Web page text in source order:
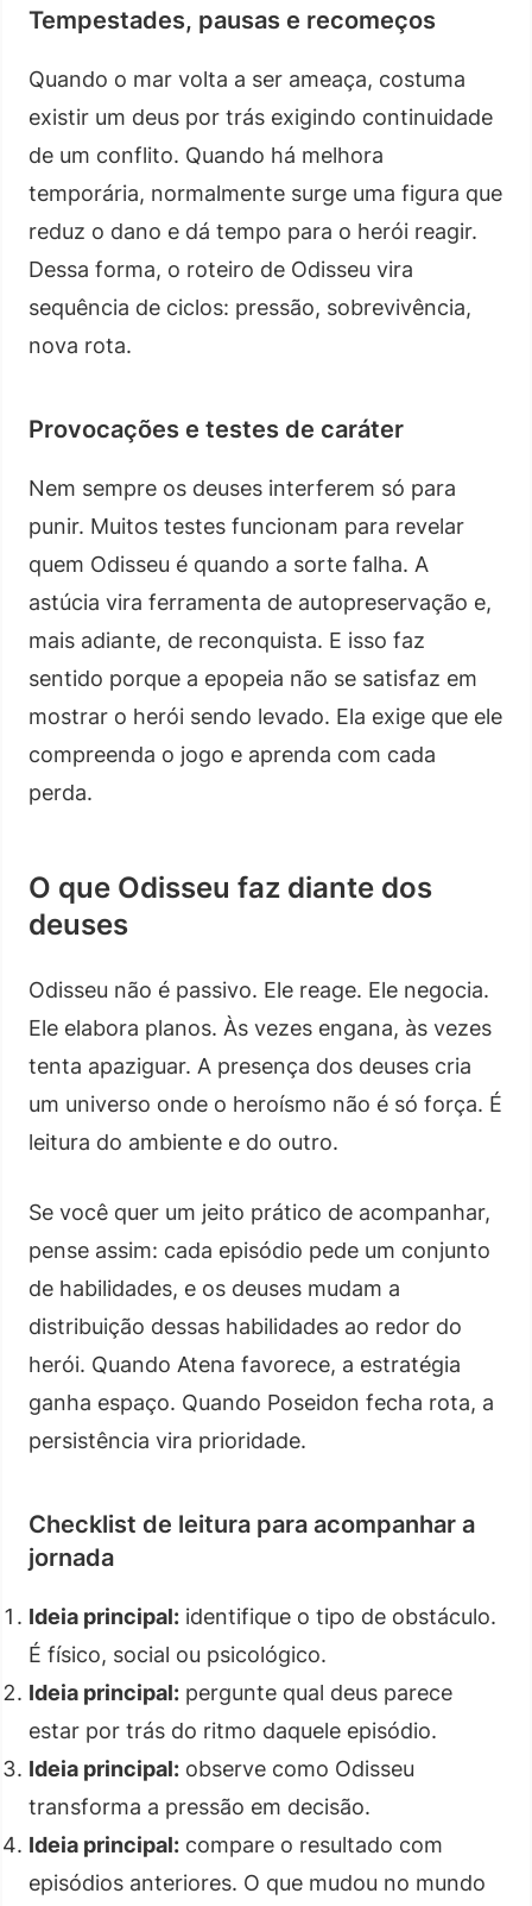
Tempestades, pausas e recomeços
Quando o mar volta a ser ameaça, costuma
existir um deus por trás exigindo continuidade
de um conflito. Quando há melhora
temporária, normalmente surge uma figura que
reduz o dano e dá tempo para o herói reagir.
Dessa forma, o roteiro de Odisseu vira
sequência de ciclos: pressão, sobrevivência,
nova rota.
Provocações e testes de caráter
Nem sempre os deuses interferem só para
punir. Muitos testes funcionam para revelar
quem Odisseu é quando a sorte falha. A
astúcia vira ferramenta de autopreservação e,
mais adiante, de reconquista. E isso faz
sentido porque a epopeia não se satisfaz em
mostrar o herói sendo levado. Ela exige que ele
compreenda o jogo e aprenda com cada
perda.
O que Odisseu faz diante dos
deuses
Odisseu não é passivo. Ele reage. Ele negocia.
Ele elabora planos. Às vezes engana, às vezes
tenta apaziguar. A presença dos deuses cria
um universo onde o heroísmo não é só força. É
leitura do ambiente e do outro.
Se você quer um jeito prático de acompanhar,
pense assim: cada episódio pede um conjunto
de habilidades, e os deuses mudam a
distribuição dessas habilidades ao redor do
herói. Quando Atena favorece, a estratégia
ganha espaço. Quando Poseidon fecha rota, a
persistência vira prioridade.
Checklist de leitura para acompanhar a
jornada
Ideia principal: identifique o tipo de obstáculo.
É físico, social ou psicológico.
Ideia principal: pergunte qual deus parece
estar por trás do ritmo daquele episódio.
Ideia principal: observe como Odisseu
transforma a pressão em decisão.
Ideia principal: compare o resultado com
episódios anteriores. O que mudou no mundo